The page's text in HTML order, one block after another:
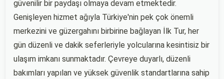
güvenilir bir paydaşı olmaya devam etmektedir.
Genişleyen hizmet ağıyla Türkiye'nin pek çok önemli
merkezini ve güzergahını birbirine bağlayan İlk Tur, her
gün düzenli ve dakik seferleriyle yolcularına kesintisiz bir
ulaşım imkanı sunmaktadır. Çevreye duyarlı, düzenli
bakımları yapılan ve yüksek güvenlik standartlarına sahip